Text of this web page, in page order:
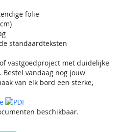
folie
standaardteksten
vastgoedproject met duidelijke
vandaag nog jouw
van elk bord een sterke,
beschikbaar.